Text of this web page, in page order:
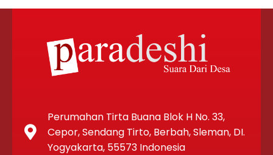
Perumahan Tirta Buana Blok H No. 33,
Cepor, Sendang Tirto, Berbah, Sleman, DI.
Yogyakarta, 55573 Indonesia